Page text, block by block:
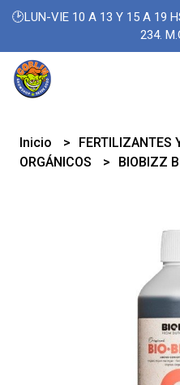
🕑LUN-VIE 10 A 13 Y 15 A 19
234.
Inicio
FERTILIZANTES
ORGÁNICOS
BIOBIZZ